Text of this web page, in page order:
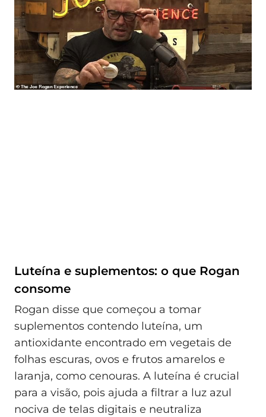
Luteína e suplementos: o que Rogan
consome
Rogan disse que começou a tomar
suplementos contendo luteína, um
antioxidante encontrado em vegetais de
folhas escuras, ovos e frutos amarelos e
laranja, como cenouras. A luteína é crucial
para a visão, pois ajuda a filtrar a luz azul
nociva de telas digitais e neutraliza